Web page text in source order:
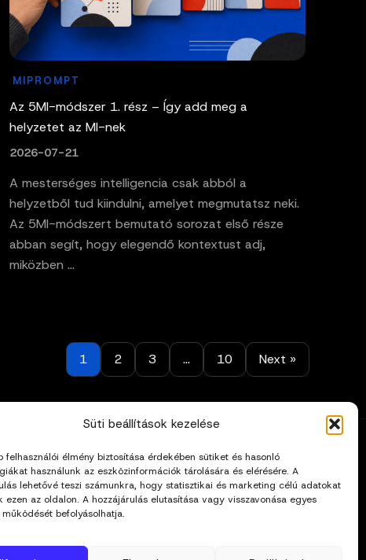
Süti beállítások kezelése
felhasználói élmény biztosítása érdekében sütiket és hasonló
használunk az eszközinformációk tárolására és elérésére. A
lehetővé teszi számunkra, hogy statisztikai és marketing célú adatokat
ezen az oldalon. A hozzájárulás elutasítása vagy visszavonása egyes
befolyásolhatja.
MIPROMPT
Az 5MI-módszer 1. rész – Így add meg a
helyzetet az MI-nek
2026-07-21
A mesterséges intelligencia csak abból a
helyzetből tud kiindulni, amelyet megmutatsz neki.
Az 5MI-módszert bemutató sorozat első része
abban segít, hogy elegendő kontextust adj,
miközben ...
1 2 3 … 10 Next »
Általános Felhasználási Feltételek
Adatkezelési Tájékoztató
Impresszum